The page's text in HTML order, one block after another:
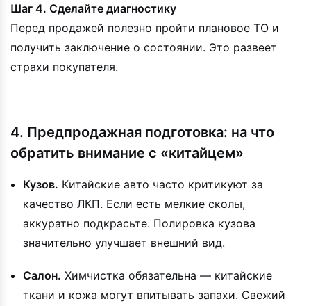
Шаг 4. Сделайте диагностику
Перед продажей полезно пройти плановое ТО и
получить заключение о состоянии. Это развеет
страхи покупателя.
4. Предпродажная подготовка: на что
обратить внимание с «китайцем»
Кузов. Китайские авто часто критикуют за
качество ЛКП. Если есть мелкие сколы,
аккуратно подкрасьте. Полировка кузова
значительно улучшает внешний вид.
Салон. Химчистка обязательна — китайские
ткани и кожа могут впитывать запахи. Свежий